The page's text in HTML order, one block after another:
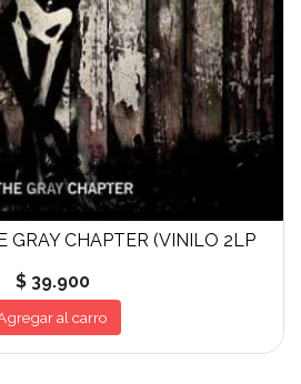
GRAY CHAPTER (VINILO 2LP
$ 39.900
al carro